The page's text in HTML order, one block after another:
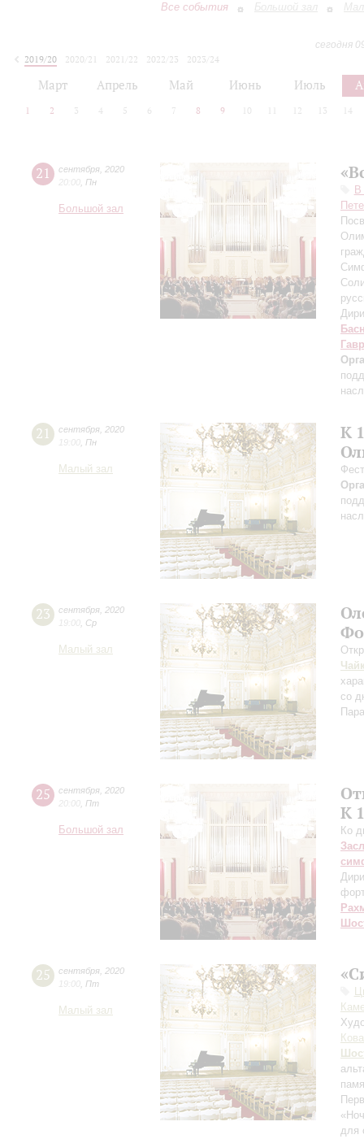
Все события Большой зал
сегодня
2019/20
2020/21 2021/22 2022/23
2023/24
Март Апрель Май Июнь Июль
1 2 3 4 5 6 7 8 9 10 12 13 14
21 сентября 2020
20:00 Пн
Большой зал
В
21 сентября 2020
19:00 Пн
Малый зал
К
23 сентября 2020
19:00 Ср
Малый зал
со
25 сентября 2020
20:00 Пт
Большой зал
К
Ко
25 сентября 2020
19:00 Пт
Малый зал
для